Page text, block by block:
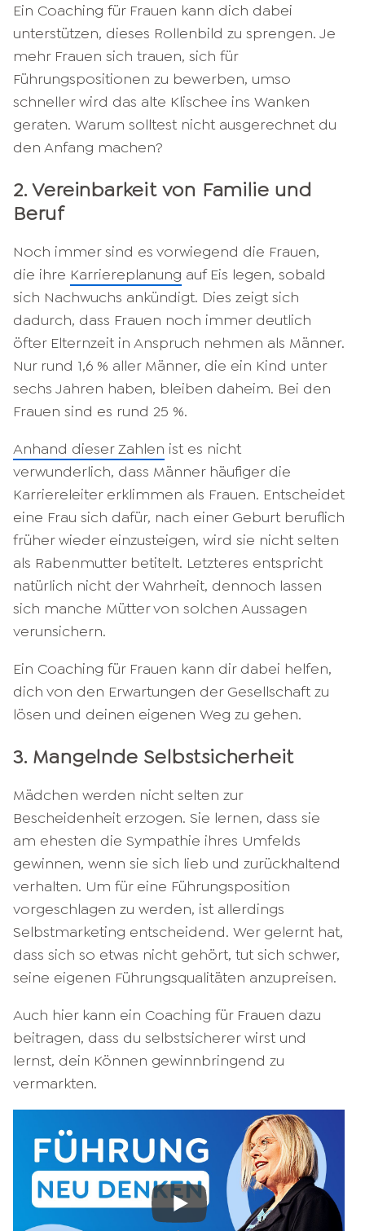
Ein Coaching für Frauen kann dich dabei
unterstützen, dieses Rollenbild zu sprengen. Je
mehr Frauen sich trauen, sich für
Führungspositionen zu bewerben, umso
schneller wird das alte Klischee ins Wanken
geraten. Warum solltest nicht ausgerechnet du
den Anfang machen?
2. Vereinbarkeit von Familie und
Beruf
Noch immer sind es vorwiegend die Frauen,
die ihre Karriereplanung auf Eis legen, sobald
sich Nachwuchs ankündigt. Dies zeigt sich
dadurch, dass Frauen noch immer deutlich
öfter Elternzeit in Anspruch nehmen als Männer.
Nur rund 1,6 % aller Männer, die ein Kind unter
sechs Jahren haben, bleiben daheim. Bei den
Frauen sind es rund 25 %.
Anhand dieser Zahlen ist es nicht
verwunderlich, dass Männer häufiger die
Karriereleiter erklimmen als Frauen. Entscheidet
eine Frau sich dafür, nach einer Geburt beruflich
früher wieder einzusteigen, wird sie nicht selten
als Rabenmutter betitelt. Letzteres entspricht
natürlich nicht der Wahrheit, dennoch lassen
sich manche Mütter von solchen Aussagen
verunsichern.
Ein Coaching für Frauen kann dir dabei helfen,
dich von den Erwartungen der Gesellschaft zu
lösen und deinen eigenen Weg zu gehen.
3. Mangelnde Selbstsicherheit
Mädchen werden nicht selten zur
Bescheidenheit erzogen. Sie lernen, dass sie
am ehesten die Sympathie ihres Umfelds
gewinnen, wenn sie sich lieb und zurückhaltend
verhalten. Um für eine Führungsposition
vorgeschlagen zu werden, ist allerdings
Selbstmarketing entscheidend. Wer gelernt hat,
dass sich so etwas nicht gehört, tut sich schwer,
seine eigenen Führungsqualitäten anzupreisen.
Auch hier kann ein Coaching für Frauen dazu
beitragen, dass du selbstsicherer wirst und
lernst, dein Können gewinnbringend zu
vermarkten.